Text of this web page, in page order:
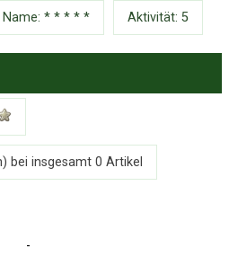
Name: * * * * * Aktivität: 5
bei insgesamt 0 Artikel
-